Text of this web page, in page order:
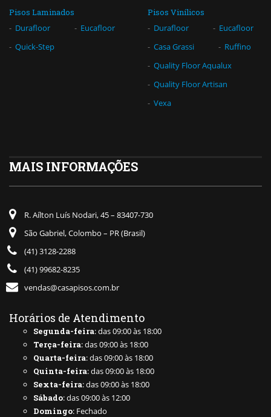
Pisos Laminados
Durafloor
Eucafloor
Quick-Step
Pisos Vinílicos
Durafloor
Eucafloor
Casa Grassi
Ruffino
Quality Floor Aqualux
Quality Floor Artisan
Vexa
MAIS INFORMAÇÕES
R. Aílton Luís Nodari, 45 – 83407-730
São Gabriel, Colombo – PR (Brasil)
(41) 3128-2288
(41) 99682-8235
vendas@casapisos.com.br
Horários de Atendimento
Segunda-feira: das 09:00 às 18:00
Terça-feira: das 09:00 às 18:00
Quarta-feira: das 09:00 às 18:00
Quinta-feira: das 09:00 às 18:00
Sexta-feira: das 09:00 às 18:00
Sábado: das 09:00 às 12:00
Domingo: Fechado